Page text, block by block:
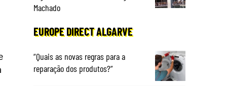
Machado
EUROPE DIRECT ALGARVE
“Quais as novas regras para a
reparação dos produtos?”